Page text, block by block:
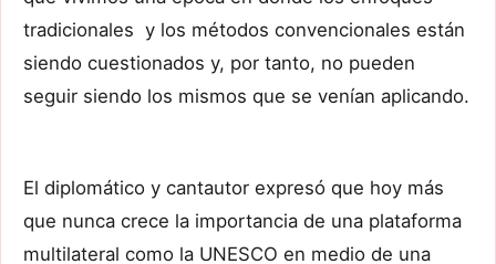
tradicionales y los métodos convencionales están
siendo cuestionados y, por tanto, no pueden
seguir siendo los mismos que se venían aplicando.
El diplomático y cantautor expresó que hoy más
que nunca crece la importancia de una plataforma
multilateral como la UNESCO en medio de una